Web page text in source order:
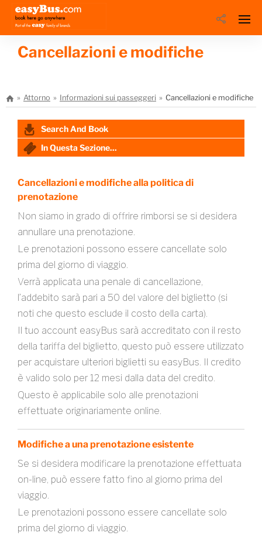
Cancellazioni e modifiche
Attorno Informazioni sui passeggeri Cancellazioni e modifiche
Search And Book
In Questa Sezione...
Cancellazioni e modifiche alla politica di
prenotazione
Non siamo in grado di offrire rimborsi se si desidera
annullare una prenotazione.
Le prenotazioni possono essere cancellate solo
prima del giorno di viaggio.
Verrà applicata una penale di cancellazione,
l’addebito sarà pari a 50 del valore del biglietto (si
noti che questo esclude il costo della carta).
Il tuo account easyBus sarà accreditato con il resto
della tariffa del biglietto, questo può essere utilizzato
per acquistare ulteriori biglietti su easyBus. Il credito
è valido solo per 12 mesi dalla data del credito.
Questo è applicabile solo alle prenotazioni
effettuate originariamente online.
Modifiche a una prenotazione esistente
Se si desidera modificare la prenotazione effettuata
on-line, può essere fatto fino al giorno prima del
viaggio.
Le prenotazioni possono essere cancellate solo
prima del giorno di viaggio.